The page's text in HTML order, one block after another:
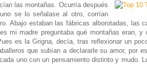
las montañas. Ocurría después
se lo señalase al otro, corrían
Abajo estaban las fábricas alborotadas, las
mi madre preguntaba qué montañas eran, y
es la Grigna, decía, tras reflexionar un
que subían a declararle su amor, por
uno con un pensamiento distinto y mudo.